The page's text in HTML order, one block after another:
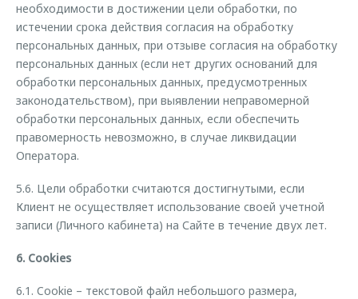
необходимости в достижении цели обработки, по
истечении срока действия согласия на обработку
персональных данных, при отзыве согласия на обработку
персональных данных (если нет других оснований для
обработки персональных данных, предусмотренных
законодательством), при выявлении неправомерной
обработки персональных данных, если обеспечить
правомерность невозможно, в случае ликвидации
Оператора.
5.6. Цели обработки считаются достигнутыми, если
Клиент не осуществляет использование своей учетной
записи (Личного кабинета) на Сайте в течение двух лет.
6. Cookies
6.1. Cookie – текстовой файл небольшого размера,